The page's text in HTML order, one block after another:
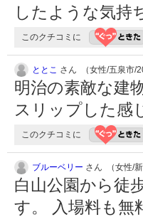
したような気持
このクチコミに
ととこ さん （女性/五泉市/
明治の素敵な建
スリップした感
このクチコミに
ブルーベリー さん （女性/新
白山公園から徒
す。 入場料も無